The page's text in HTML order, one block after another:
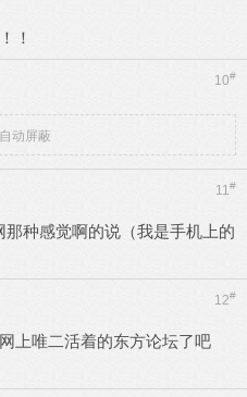
！
10#
动屏蔽
11#
那种感觉啊的说（我是手机上的
12#
上唯二活着的东方论坛了吧